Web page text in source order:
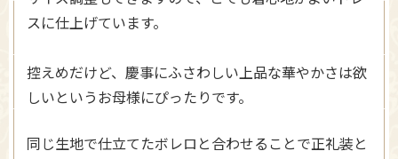
スに仕上げています。
控えめだけど、慶事にふさわしい上品な華やかさは欲
しいというお母様にぴったりです。
同じ生地で仕立てたボレロと合わせることで正礼装と